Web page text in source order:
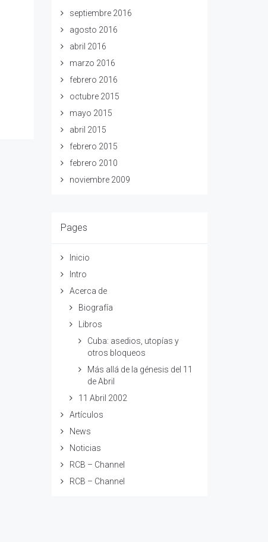
septiembre 2016
agosto 2016
abril 2016
marzo 2016
febrero 2016
octubre 2015
mayo 2015
abril 2015
febrero 2015
febrero 2010
noviembre 2009
Pages
Inicio
Intro
Acerca de
Biografía
Libros
Cuba: asedios, utopías y
otros bloqueos
Más allá de la génesis del 11
de Abril
11 Abril 2002
Artículos
News
Noticias
RCB – Channel
RCB – Channel